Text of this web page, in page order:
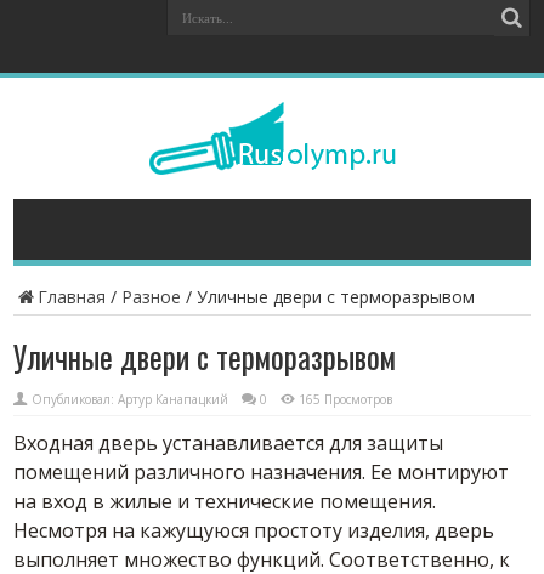
Главная / Разное /Уличные двери с терморазрывом
Уличные двери с терморазрывом
Опубликовал:Артур Канапацкий 0 165 Просмотров
Входная дверь устанавливается для защиты
помещений различного назначения. Ее монтируют
на вход в жилые и технические помещения.
Несмотря на кажущуюся простоту изделия, дверь
выполняет множество функций. Соответственно, к